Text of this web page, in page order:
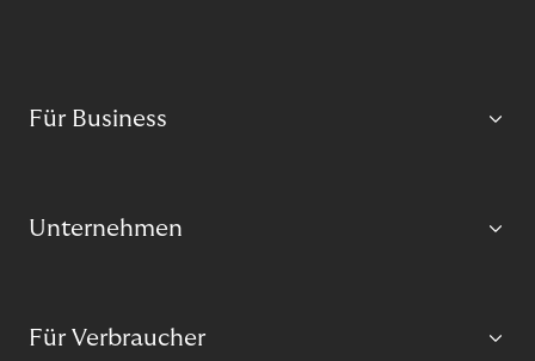
Für Business
Unternehmen
Für Verbraucher